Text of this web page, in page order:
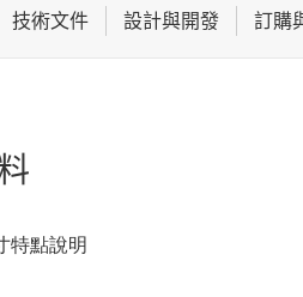
時鐘與計時